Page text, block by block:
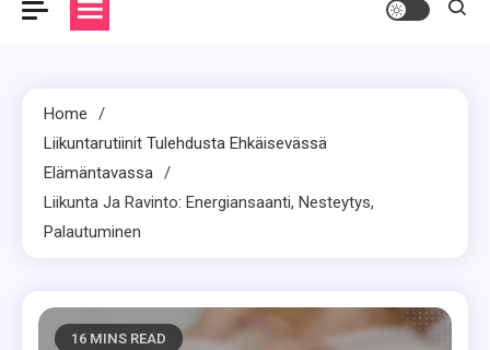
Home
Liikuntarutiinit Tulehdusta Ehkäisevässä
Elämäntavassa
Liikunta Ja Ravinto: Energiansaanti, Nesteytys,
Palautuminen
16 MINS READ